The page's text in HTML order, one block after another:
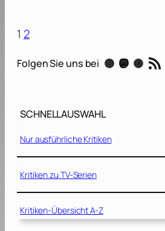
s
b
r
b
e
[
o
K
n
i
g
d
e
r
D
1 2
Folgen Sie uns bei Instagram Mastodon Threads RSS-Feed
SCHNELLAUSWAHL
Nur ausführliche Kritiken
Kritiken zu TV-Serien
Kritiken-Übersicht A-Z